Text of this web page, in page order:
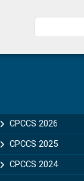
Sidebar
CPCCS 2026
CPCCS 2025
CPCCS 2024